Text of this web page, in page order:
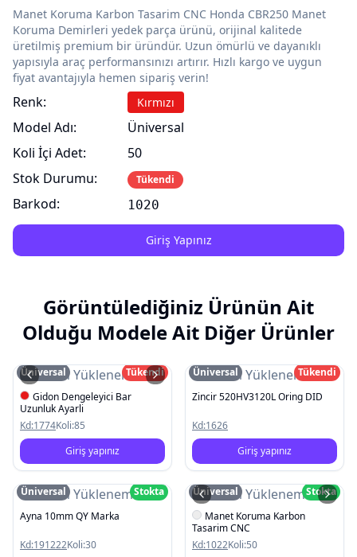
Manet Koruma Karbon Tasarim CNC Honda CBR250 Manet
Koruma Demirleri yedek parça ürünü, orijinal kalitede
üretilmiş premium bir üründür. Uzun ömürlü ve dayanıklı
yapısıyla araç performansınızı artırır. Hızlı kargo ve uygun
fiyat avantajıyla hemen sipariş verin!
Renk:
Model Adı:
Koli İçi Adet:
Stok Durumu:
Barkod:
Kırmızı
Üniversal
50
Tükendi
1020
Giriş Yapınız
Görüntülediğiniz Ürünün Ait
Olduğu Modele Ait Diğer Ürünler
Resim Yüklenemedi
Üniversal
Tükendi
Gidon Dengeleyici Bar
Uzunluk Ayarli
Kd:1774Koli:85
Giriş yapınız
Resim Yüklenemedi
Üniversal
Tükendi
Zincir 520HV3120L Oring DID
Kd:1626
Giriş yapınız
Resim Yüklenemedi
Üniversal
Stokta
Ayna 10mm QY Marka
Kd:191222Koli:30
Resim Yüklenemedi
Üniversal
Stokta
Manet Koruma Karbon
Tasarim CNC
Kd:1022Koli:50